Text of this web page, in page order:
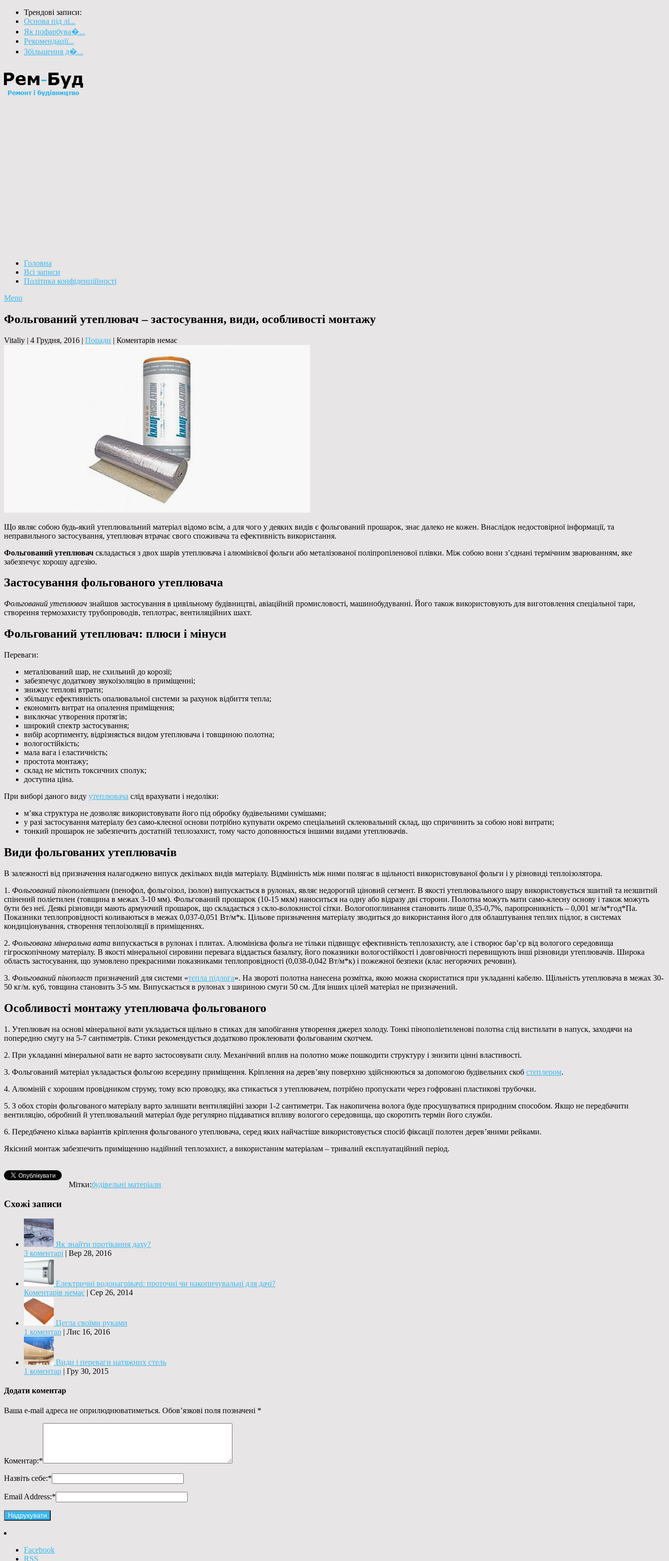
Трендові записи:
Основа під лі...
Як пофарбува�...
Рекомендації...
Збільшення д�...
Головна
Всі записи
Політика конфіденційності
Menu
Фольгований утеплювач – застосування, види, особливості монтажу
Vitaliy | 4 Грудня, 2016 | Поради | Коментарів немає
Що являє собою будь-який утеплювальний матеріал відомо всім, а для чого у деяких видів є фольгований прошарок, знає далеко не кожен. Внаслідок недостовірноїінформації, та
неправильного застосування, утеплювач втрачає свого споживача та ефективність використання.
Фольгований утеплювач складається з двох шарів утеплювача і алюмінієвої фольги або металізованої поліпропіленової плівки. Між собою вони з’єднані термічним зварюванням, яке
забезпечує хорошу адгезію.
Застосування фольгованого утеплювача
Фольгований утеплювач знайшов застосування в цивільному будівництві, авіаційній промисловості, машинобудуванні. Його також використовують для виготовлення спеціальної тари,
створення термозахисту трубопроводів, теплотрас, вентиляційних шахт.
Фольгований утеплювач: плюси і мінуси
Переваги:
металізований шар, не схильний до корозії;
забезпечує додаткову звукоізоляцію в приміщенні;
знижує теплові втрати;
збільшує ефективність опалювальної системи за рахунок відбиття тепла;
економить витрат на опалення приміщення;
виключає утворення протягів;
широкий спектр застосування;
вибір асортименту, відрізняється видом утеплювача і товщиною полотна;
вологостійкість;
мала вага і еластичність;
простота монтажу;
склад не містить токсичних сполук;
доступна ціна.
При виборі даного виду утеплювача слід врахувати і недоліки:
м’яка структура не дозволяє використовувати його під обробку будівельними сумішами;
у разі застосування матеріалу без само-клеєної основи потрібно купувати окремо спеціальний склеювальний склад, що спричинить за собою нові витрати;
тонкий прошарок не забезпечить достатній теплозахист, тому часто доповнюється іншими видами утеплювачів.
Види фольгованих утеплювачів
В залежності від призначення налагоджено випуск декількох видів матеріалу. Відмінність між ними полягає в щільності використовуваної фольги і у різновиді теплоізолятора.
1. Фольгований пінополіетилен (пенофол, фольгоізол, ізолон) випускається в рулонах, являє недорогий ціновий сегмент. В якості утеплювального шару використовується зшитий та незшитий
спінений поліетилен (товщина в межах 3-10 мм). Фольгований прошарок (10-15 мкм) наноситься на одну або відразу дві сторони. Полотна можуть мати само-клеєну основу і також можуть
бути без неї. Деякі різновиди мають армуючий прошарок, що складається з скло-волокнистої сітки. Вологопоглинання становить лише 0,35-0,7%, паропроникність – 0,001 мг/м*год*Па.
Показники теплопровідності коливаються в межах 0,037-0,051 Вт/м*к. Цільове призначення матеріалу зводиться до використання його для облаштування теплих підлог, в системах
кондиціонування, створення теплоізоляції в приміщеннях.
2. Фольгована мінеральна вата випускається в рулонах і плитах. Алюмінієва фольга не тільки підвищує ефективність теплозахисту, але і створює бар’єр від вологого середовища
гігроскопічному матеріалу. В якості мінеральної сировини перевага віддається базальту, його показники вологостійкості і довговічності перевищують інші різновиди утеплювачів. Широка
область застосування, що зумовлено прекрасними показниками теплопровідності (0,038-0,042 Вт/м*к) і пожежної безпеки (клас негорючих речовин).
3. Фольгований пінопласт призначений для системи «тепла підлога». На звороті полотна нанесена розмітка, якою можна скористатися при укладанні кабелю. Щільність утеплювача в межах 30-
50 кг/м. куб, товщина становить 3-5 мм. Випускається в рулонах з шириною смуги 50 см. Для інших цілей матеріал не призначений.
Особливості монтажу утеплювача фольгованого
1. Утеплювач на основі мінеральної вати укладається щільно в стиках для запобігання утворення джерел холоду. Тонкі пінополіетиленові полотна слід вистилати в напуск, заходячи на
попередню смугу на 5-7 сантиметрів. Стики рекомендується додатково проклеювати фольгованим скотчем.
2. При укладанні мінеральної вати не варто застосовувати силу. Механічний вплив на полотно може пошкодити структуру і знизити цінні властивості.
3. Фольгований матеріал укладається фольгою всередину приміщення. Кріплення на дерев’яну поверхню здійснюються за допомогою будівельних скоб степлером.
4. Алюміній є хорошим провідником струму, тому всю проводку, яка стикається з утеплювачем, потрібно пропускати через гофровані пластикові трубочки.
5. З обох сторін фольгованого матеріалу варто залишати вентиляційні зазори 1-2 сантиметри. Так накопичена волога буде просушуватися природним способом. Якщо не передбачити
вентиляцію, обробний й утеплювальний матеріал буде регулярно піддаватися впливу вологого середовища, що скоротить термін його служби.
6. Передбачено кілька варіантів кріплення фольгованого утеплювача, серед яких найчастіше використовується спосіб фіксації полотен дерев’яними рейками.
Якісний монтаж забезпечить приміщенню надійний теплозахист, а використаним матеріалам – тривалий експлуатаційний період.
Мітки:будівельні матеріали
Схожі записи
Як знайти протікання даху?
3 коментарі | Вер 28, 2016
Електричні водонагрівачі: проточні чи накопичувальні для дачі?
Коментарів немає | Сер 26, 2014
Цегла своїми руками
1 коментар | Лис 16, 2016
Види і переваги натяжних стель
1 коментар | Гру 30, 2015
Додати коментар
Ваша e-mail адреса не оприлюднюватиметься. Обов’язкові поля позначені *
Коментар:*
Назвіть себе:*
Email Address:*
Facebook
RSS